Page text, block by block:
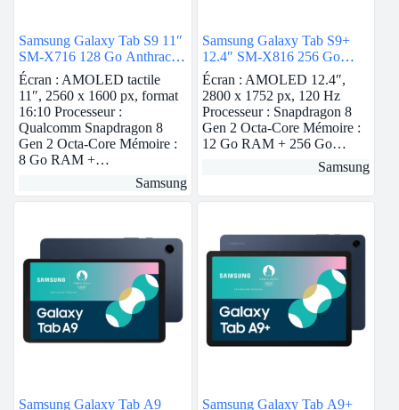
Samsung Galaxy Tab S9 11″
SM-X716 128 Go Anthracite
5G
Écran : AMOLED tactile
11″, 2560 x 1600 px, format
16:10 Processeur :
Qualcomm Snapdragon 8
Gen 2 Octa-Core Mémoire :
8 Go RAM +…
Samsung
Samsung Galaxy Tab S9+
12.4″ SM-X816 256 Go
Anthracite 5G
Écran : AMOLED 12.4″,
2800 x 1752 px, 120 Hz
Processeur : Snapdragon 8
Gen 2 Octa-Core Mémoire :
12 Go RAM + 256 Go…
Samsung
Samsung Galaxy Tab A9
Samsung Galaxy Tab A9+